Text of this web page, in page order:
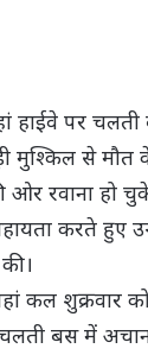
हाईवे पर
से मौत
ओर रवाना हो
करते हुए
शुक्रवार को
बस में